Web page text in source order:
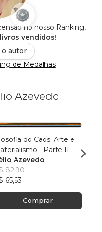
no nosso Ranking,
livros vendidos!
o autor
de Medalhas
Azevedo
do Caos: Arte e
- Parte II
Azevedo
82,90
65,63
Comprar
Célio
R$